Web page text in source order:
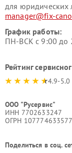
для юридических
manager@fix-
График работы:
ПН-ВСК с 9:00 до
Рейтинг
4.9-5.0
ООО "Русервис"
ИНН 7702633247
ОГРН
Поделиться в соц.